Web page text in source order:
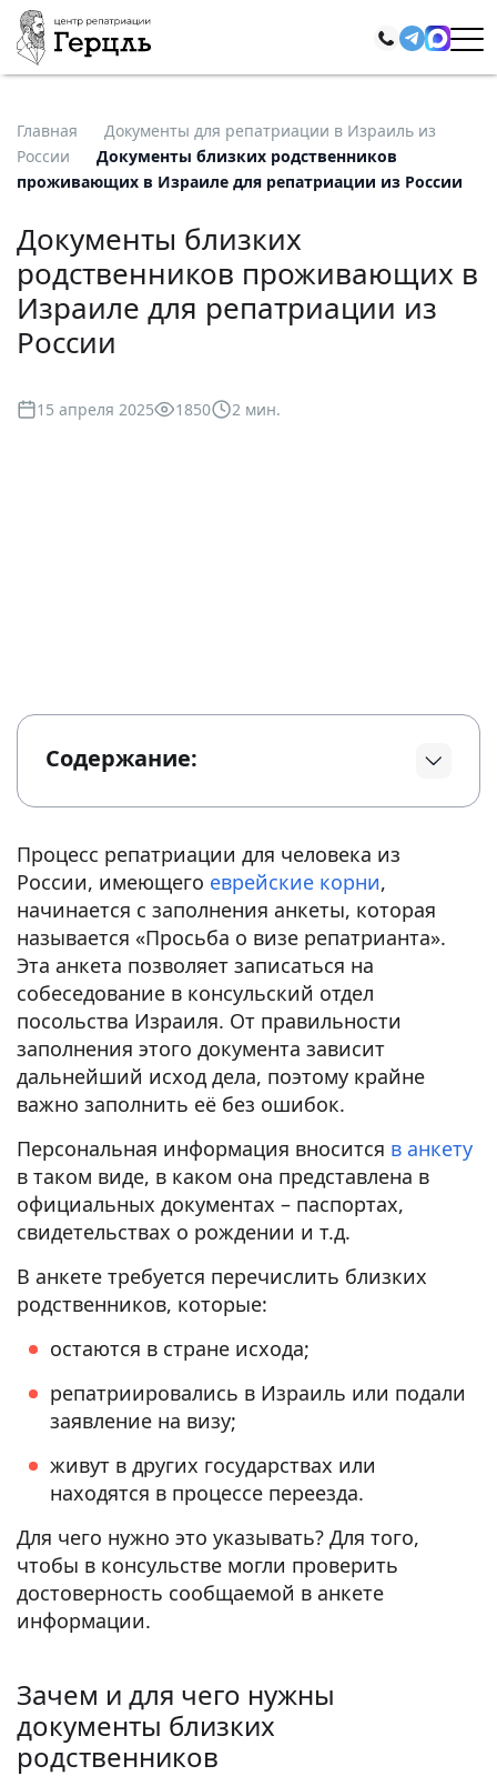
Главная
Документы для репатриации в Израиль из
России
Документы близких родственников
проживающих в Израиле для репатриации из России
Документы близких
родственников проживающих в
Израиле для репатриации из
России
15 апреля 2025 1850 2 мин.
Содержание:
Процесс репатриации для человека из
России, имеющего еврейские корни,
начинается с заполнения анкеты, которая
называется «Просьба о визе репатрианта».
Эта анкета позволяет записаться на
собеседование в консульский отдел
посольства Израиля. От правильности
заполнения этого документа зависит
дальнейший исход дела, поэтому крайне
важно заполнить её без ошибок.
Персональная информация вносится в анкету
в таком виде, в каком она представлена в
официальных документах – паспортах,
свидетельствах о рождении и т.д.
В анкете требуется перечислить близких
родственников, которые:
остаются в стране исхода;
репатриировались в Израиль или подали
заявление на визу;
живут в других государствах или
находятся в процессе переезда.
Для чего нужно это указывать? Для того,
чтобы в консульстве могли проверить
достоверность сообщаемой в анкете
информации.
Зачем и для чего нужны
документы близких
родственников